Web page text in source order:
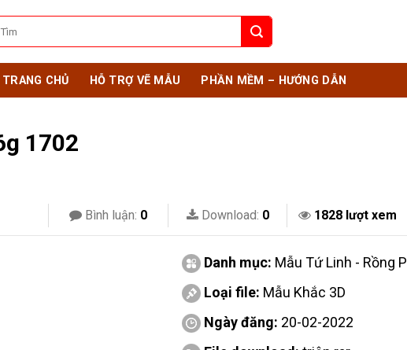
TRANG CHỦ HỖ TRỢ VẼ MẪU PHẦN MỀM – HƯỚNG DẪN
1702
Bình luận: 0 Download: 0 1828 lượt xem
Danh mục: Mẫu Tứ Linh - Rồng
Loại file: Mẫu Khắc 3D
Ngày đăng: 20-02-2022